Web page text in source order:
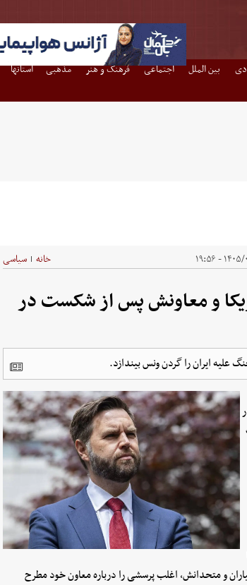
بین الملل اجتماعی فرهنگ و هنر مذهبی استانها
- ۱۹:۵۶ خانه | سیاسی
و معاونش پس از شکست در
ایران را گردن ونس بیندازد.
و متحدانش، اغلب پرسشی را درباره معاون خود مطرح